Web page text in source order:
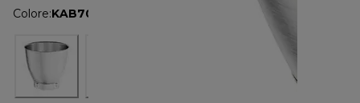
Colore:KAB70.000BS